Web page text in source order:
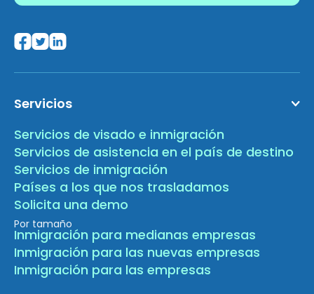
Servicios
Servicios de visado e inmigración
Servicios de asistencia en el país de destino
Servicios de inmigración
Países a los que nos trasladamos
Solicita una demo
Por tamaño
Inmigración para medianas empresas
Inmigración para las nuevas empresas
Inmigración para las empresas